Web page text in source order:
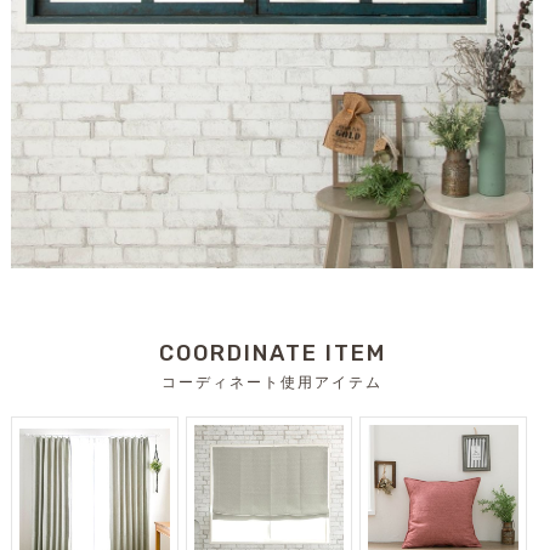
COORDINATE ITEM
コーディネート使用アイテム